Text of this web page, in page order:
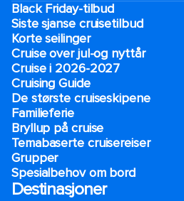
Black Friday-tilbud
Siste sjanse cruisetilbud
Korte seilinger
Cruise over jul-og nyttår
Cruise i 2026-2027
Cruising Guide
De største cruiseskipene
Familieferie
Bryllup på cruise
Temabaserte cruisereiser
Grupper
Spesialbehov om bord
Destinasjoner